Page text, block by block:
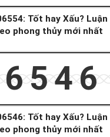
Tốt hay Xấu?
phong thủy mới nhất
Tốt hay Xấu?
phong thủy mới nhất